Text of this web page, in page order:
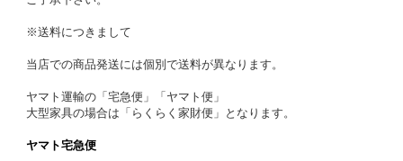
※送料につきまして
当店での商品発送には個別で送料が異なります。
ヤマト運輸の「宅急便」「ヤマト便」
大型家具の場合は「らくらく家財便」となります。
ヤマト宅急便